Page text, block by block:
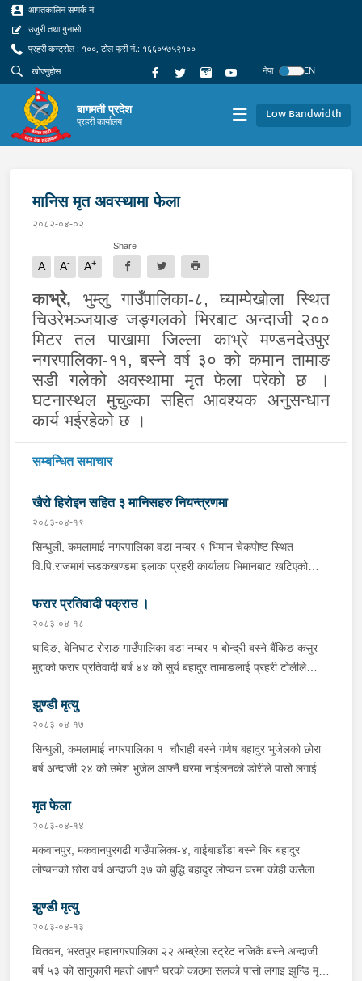
आपतकालिन सम्पर्क नं
उजुरी तथा गुनासो
प्रहरी कन्ट्रोल : १००, टोल फ्री नं.: १६६०५७५२१००
नेपा
EN
बागमती प्रदेश
प्रहरी कार्यालय Low Bandwidth
मानिस मृत अवस्थामा फेला
२०८२-०४-०२
A A- A+
Share
काभ्रे, भुम्लु गाउँपालिका-८, घ्याम्पेखोला स्थित
चिउरेभञ्जयाङ जङ्गलको भिरबाट अन्दाजी २००
मिटर तल पाखामा जिल्ला काभ्रे मण्डनदेउपुर
नगरपालिका-११, बस्ने वर्ष ३० को कमान तामाङ
सडी गलेको अवस्थामा मृत फेला परेको छ ।
घटनास्थल मुचुल्का सहित आवश्यक अनुसन्धान
कार्य भईरहेको छ ।
सम्बन्धित समाचार
खैरो हिरोइन सहित ३ मानिसहरु नियन्त्रणमा
२०८३-०४-१९
सिन्धुली, कमलामाई नगरपालिका वडा नम्बर-९ भिमान चेकपोष्ट स्थित
वि.पि.राजमार्ग सडकखण्डमा इलाका प्रहरी कार्यालय भिमानबाट खटिएको
बर्दिवासको संयुक्त टोलीले मोरङबाट काठमाण्डौ तर्फ जाँदै गरेको चालक
सिन्धुली कमलामाई नगरपालिका वडा नम्बर- १२ बस्ने बर्ष अन्दाजी-२९ को
चन्द्र बहादुर माझीले चलाएको म.प्र. व०४-००१ ज ००८६ नं. को
यात्रुबाहक E.V. हायसमा सवार जिल्ला सिराह मिर्चैया नगरपालिका-५ बस्ने
ल्याएको तरकारीको बोरा भित्र डब्बामा प्लास्टिकले पोका पारी लुकाई छिपाई
ल्याएको लागु औषध खैरो हिरोइन जस्तो देखिने गिलो पदार्थ ४५.१९० फेला
पारी नियन्त्रणमा लिई सोधपुछ गर्दा पछाडी मोटरसाइकलमा सवार चालक
अभिषेक कुमार साह र सवार राहुल कुमार मण्डलले उक्त सामान दिई पठाएको
भनि खुल्न आएको हुँदा मोटरसाइकल सहित निजहरुलाई नियन्त्रणमा लिई थप
अनुसन्धान कार्य भईरहेको ।
फरार प्रतिवादी पक्राउ ।
२०८३-०४-१८
धादिङ, बेनिघाट रोराङ गाउँपालिका वडा नम्बर-१ बोन्द्री बस्ने बैंकिङ कसुर
मुद्दाको फरार प्रतिवादी बर्ष ४४ को सुर्य बहादुर तामाङलाई प्रहरी टोलीले
झुण्डी मृत्यु
२०८३-०४-१७
सिन्धुली, कमलामाई नगरपालिका १ चौराही बस्ने गणेष बहादुर भुजेलको छोरा
बर्ष अन्दाजी २४ को उमेश भुजेल आफ्नै घरमा नाईलनको डोरीले पासो लगाई
घटनास्थलमा मुचुल्का सहित थप अनुसन्धान कार्य भइरहेको ।
मृत फेला
२०८३-०४-१४
मकवानपुर, मकवानपुरगढी गाउँपालिका-४, वाईबाडाँडा बस्ने बिर बहादुर
लोप्चनको छोरा वर्ष अन्दाजी ३७ को बुद्धि बहादुर लोप्चन घरमा कोही कसैलाई
मिति २०८३।०४।१४ गते सोहि स्थित कुसुमटार खोल्सामा घोप्टो परी मृत
अवस्थामा फेला परेको । यस घटना सम्बन्धमा थप अनुसन्धान कार्य भईरहेको
छ ।
झुण्डी मृत्यु
२०८३-०४-१३
चितवन, भरतपुर महानगरपालिका २२ अम्ब्रेला स्ट्रेट नजिकै बस्ने अन्दाजी
बर्ष ५३ को सानुकारी महतो आफ्नै घरको काठमा सलको पासो लगाइ झुन्डि मृत्यु